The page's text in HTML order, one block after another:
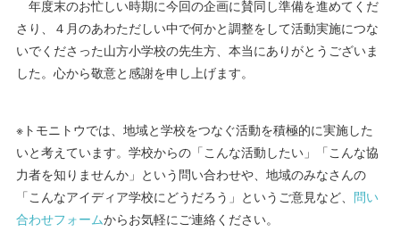
年度末のお忙しい時期に今回の企画に賛同し準備を進めてくだ
さり、４月のあわただしい中で何かと調整をして活動実施につな
いでくださった山方小学校の先生方、本当にありがとうございま
した。心から敬意と感謝を申し上げます。
※トモニトウでは、地域と学校をつなぐ活動を積極的に実施した
いと考えています。学校からの「こんな活動したい」「こんな協
力者を知りませんか」という問い合わせや、地域のみなさんの
「こんなアイディア学校にどうだろう」というご意見など、 問い
合わせフォームからお気軽にご連絡ください。